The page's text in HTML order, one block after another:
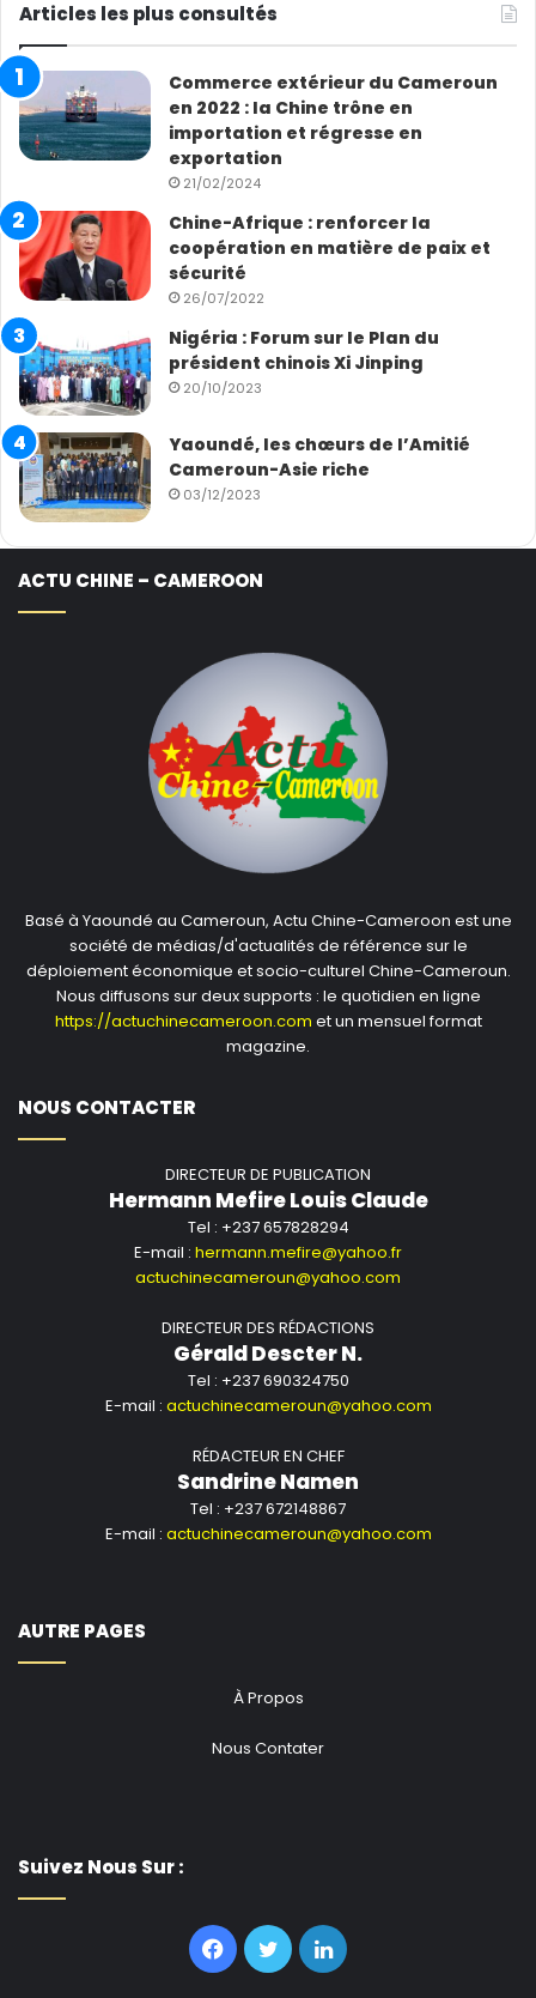
Articles les plus consultés
Commerce extérieur du Cameroun
en 2022 : la Chine trône en
importation et régresse en
exportation
21/02/2024
Chine-Afrique : renforcer la
coopération en matière de paix et
sécurité
26/07/2022
Nigéria : Forum sur le Plan du
président chinois Xi Jinping
20/10/2023
Yaoundé, les chœurs de l’Amitié
Cameroun-Asie riche
03/12/2023
ACTU CHINE – CAMEROON
Basé à Yaoundé au Cameroun, Actu Chine-Cameroon est une
société de médias/d'actualités de référence sur le
déploiement économique et socio-culturel Chine-Cameroun.
Nous diffusons sur deux supports : le quotidien en ligne
https://actuchinecameroon.com et un mensuel format
magazine.
NOUS CONTACTER
DIRECTEUR DE PUBLICATION
Hermann Mefire Louis Claude
Tel : +237 657828294
E-mail : hermann.mefire@yahoo.fr
actuchinecameroun@yahoo.com
DIRECTEUR DES RÉDACTIONS
Gérald Descter N.
Tel : +237 690324750
E-mail : actuchinecameroun@yahoo.com
RÉDACTEUR EN CHEF
Sandrine Namen
Tel : +237 672148867
E-mail : actuchinecameroun@yahoo.com
AUTRE PAGES
À Propos
Nous Contater
Suivez Nous Sur :
Facebook
TwitterLinkedin